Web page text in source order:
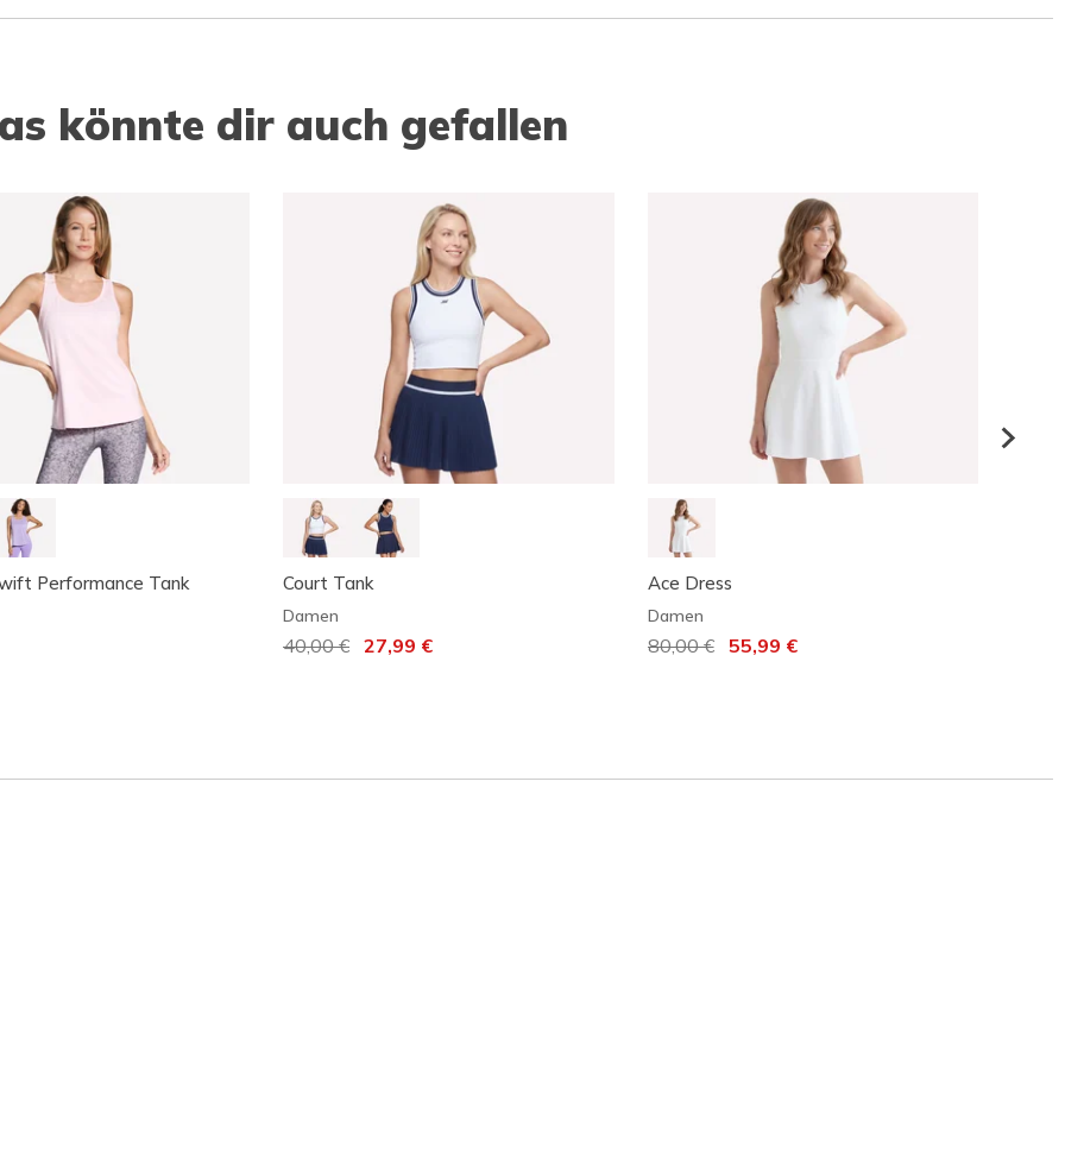
könnte dir auch gefallen
Performance Tank Court Tank
Damen
Reduziert von
40,00 € auf
27,99 €
Ace Dress
Damen
Reduziert von
80,00 €auf55,99 €